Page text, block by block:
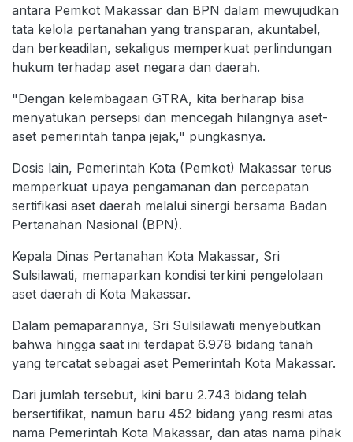
antara Pemkot Makassar dan BPN dalam mewujudkan
tata kelola pertanahan yang transparan, akuntabel,
dan berkeadilan, sekaligus memperkuat perlindungan
hukum terhadap aset negara dan daerah.
"Dengan kelembagaan GTRA, kita berharap bisa
menyatukan persepsi dan mencegah hilangnya aset-
aset pemerintah tanpa jejak," pungkasnya.
Dosis lain, Pemerintah Kota (Pemkot) Makassar terus
memperkuat upaya pengamanan dan percepatan
sertifikasi aset daerah melalui sinergi bersama Badan
Pertanahan Nasional (BPN).
Kepala Dinas Pertanahan Kota Makassar, Sri
Sulsilawati, memaparkan kondisi terkini pengelolaan
aset daerah di Kota Makassar.
Dalam pemaparannya, Sri Sulsilawati menyebutkan
bahwa hingga saat ini terdapat 6.978 bidang tanah
yang tercatat sebagai aset Pemerintah Kota Makassar.
Dari jumlah tersebut, kini baru 2.743 bidang telah
bersertifikat, namun baru 452 bidang yang resmi atas
nama Pemerintah Kota Makassar, dan atas nama pihak